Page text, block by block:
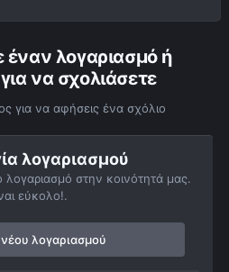
έναν λογαριασμό ή
να σχολιάσετε
για να αφήσεις ένα σχόλιο
λογαριασμού
λογαριασμό στην κοινότητά μας.
εύκολο!.
λογαριασμού